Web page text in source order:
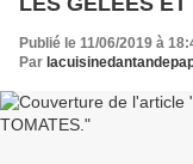
Publié le 11/06/2019 à
Par